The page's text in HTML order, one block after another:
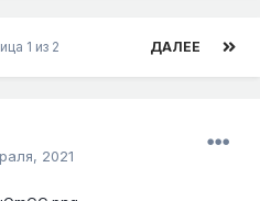
ДАЛЕЕ
1 из 2
2021